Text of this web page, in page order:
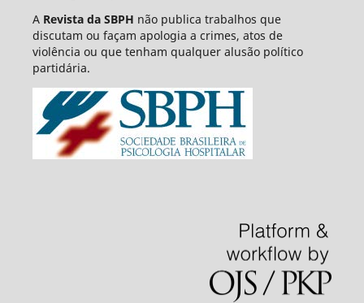
A Revista da SBPH não publica trabalhos que
discutam ou façam apologia a crimes, atos de
violência ou que tenham qualquer alusão político
partidária.